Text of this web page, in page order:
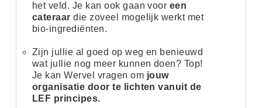
het veld. Je kan ook gaan voor een
cateraar die zoveel mogelijk werkt met
bio-ingrediënten.
Zijn jullie al goed op weg en benieuwd
wat jullie nog meer kunnen doen? Top!
Je kanWervel vragen om jouw
organisatie door te lichten vanuit de
LEF principes.